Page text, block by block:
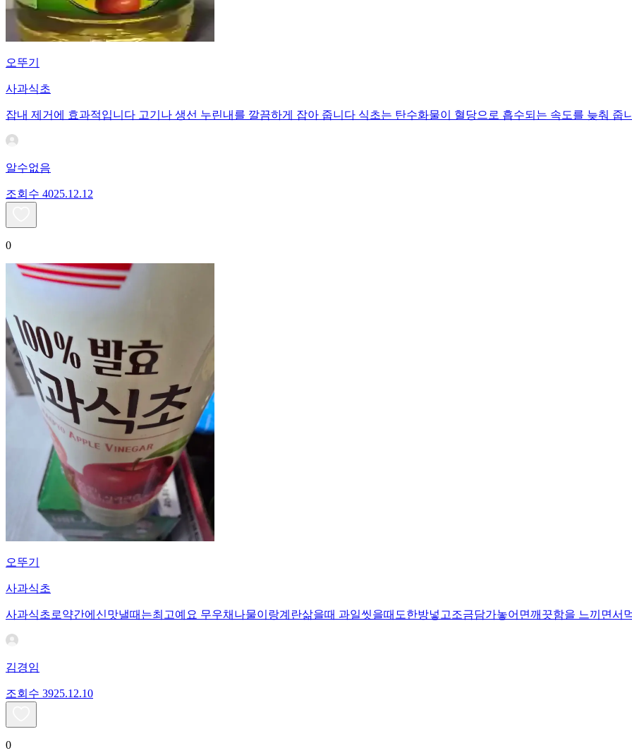
오뚜기
사과식초
잡내 제거에 효과적입니다 고기나 생선 누린내를 깔끔하게 잡아 줍니다 식초는 탄수화물이 혈당으로 흡수되는 속도를 늦춰 줍
알수없음
조회수 4025.12.12
0
오뚜기
사과식초
사과식초로약간에신맛낼때는최고예요 무우채나물이랑계란삶을때 과일씻을때도한방넣고조금담가놓어면깨끗함을 느끼면서
김경임
조회수 3925.12.10
0